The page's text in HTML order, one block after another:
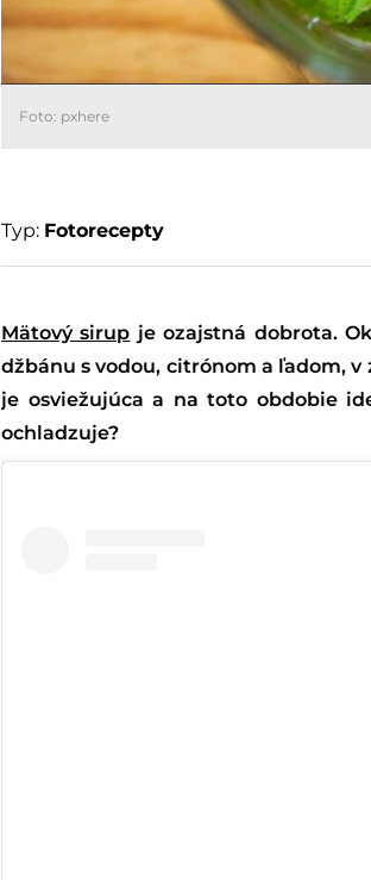
Foto: pxhere
Typ: Fotorecepty
Mätový sirup je ozajstná dobrota.
džbánu s vodou, citrónom a ľadom,
je osviežujúca a na toto obdobie
ochladzuje?